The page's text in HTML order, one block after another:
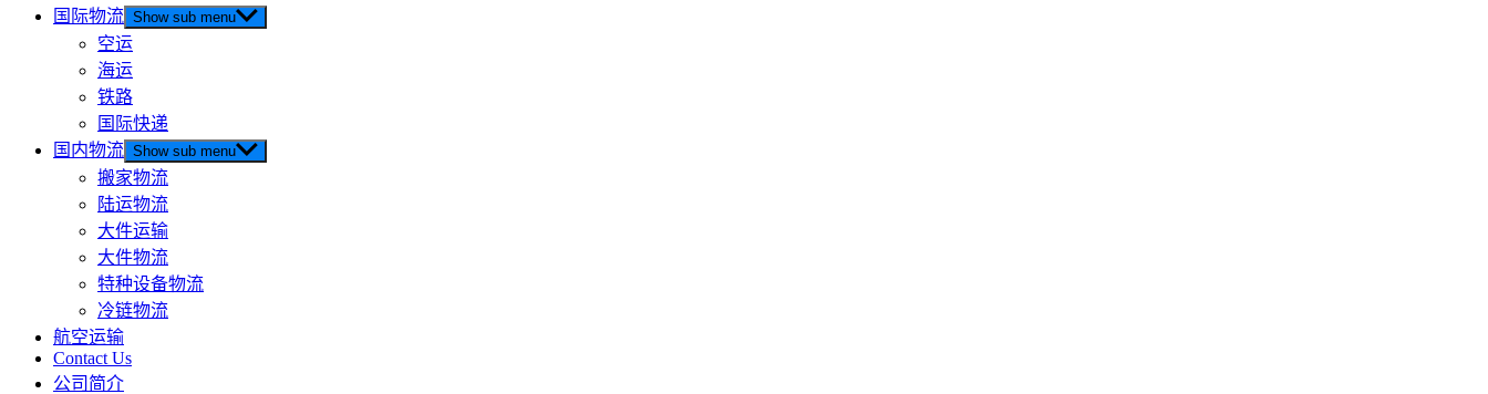
国际物流 Show sub menu
空运
海运
铁路
国际快递
国内物流 Show sub menu
搬家物流
陆运物流
大件运输
大件物流
特种设备物流
冷链物流
航空运输
Contact Us
公司简介